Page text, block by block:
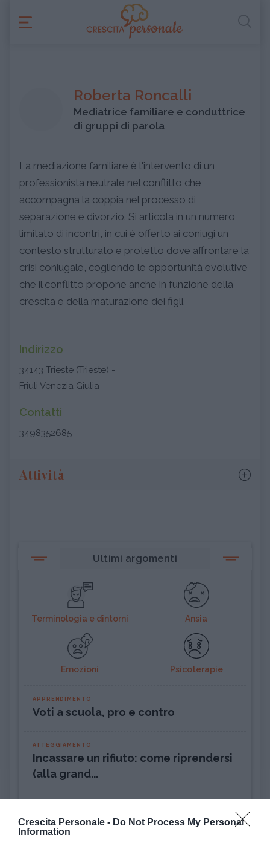
Crescita Personale - Do Not Process My Personal
Information
Roberta Roncalli
Mediatrice familiare e conduttrice
di gruppi di parola
La mediazione familiare è l'intervento di un
professionista neutrale nel conflitto che
accompagna la coppia nel processo di
separazione e divorzio. Si articola in un numero
limitato di incontri, in cui è offerto ai coniugi un
contesto strutturato e protetto dove affrontare la
crisi coniugale, cogliendo le opportunità evolutive
che il conflitto propone anche in funzione della
crescita e della maturazione dei figli.
Indirizzo
34143 Trieste (Trieste) -
Friuli Venezia Giulia
Contatti
3498352685
Attività
Ultimi argomenti
Terminologia e dintorni Ansia
Emozioni Psicoterapie
APPRENDIMENTO
Voti a scuola, pro e contro
ATTEGGIAMENTO
Incassare un rifiuto: come riprendersi
(alla grand...
Pensiero magico: cos'è e perché può
rivelarsi util...